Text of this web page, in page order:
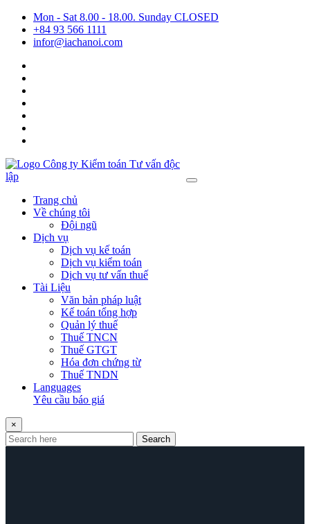
Mon - Sat 8.00 - 18.00. Sunday CLOSED
+84 93 566 1111
infor@iachanoi.com
Trang chủ
Về chúng tôi
Đội ngũ
Dịch vụ
Dịch vụ kế toán
Dịch vụ kiểm toán
Dịch vụ tư vấn thuế
Tài Liệu
Văn bản pháp luật
Kế toán tổng hợp
Quản lý thuế
Thuế TNCN
Thuế GTGT
Hóa đơn chứng từ
Thuế TNDN
Languages
Yêu cầu báo giá
×
Search